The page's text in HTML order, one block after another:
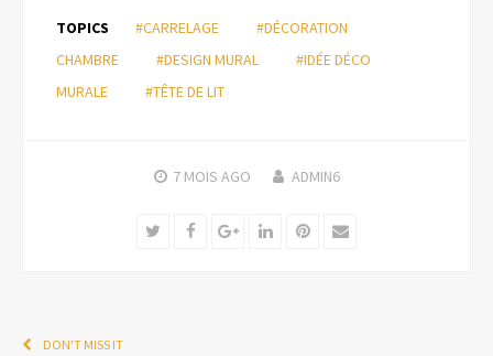
TOPICS #CARRELAGE
#DÉCORATION
CHAMBRE
#DESIGN MURAL
#IDÉE DÉCO
MURALE
#TÊTE DE LIT
7 MOIS AGO ADMIN6
TwitterFacebookGoogle+LinkedInPinterest
Email
DON'T MISS IT